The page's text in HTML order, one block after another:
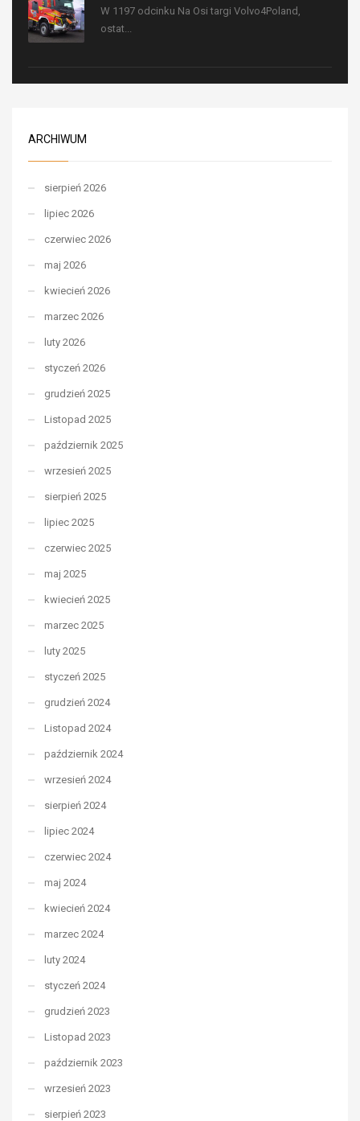
W 1197 odcinku Na Osi targi Volvo4Poland,
ostat...
ARCHIWUM
sierpień 2026
lipiec 2026
czerwiec 2026
maj 2026
kwiecień 2026
marzec 2026
luty 2026
styczeń 2026
grudzień 2025
Listopad 2025
październik 2025
wrzesień 2025
sierpień 2025
lipiec 2025
czerwiec 2025
maj 2025
kwiecień 2025
marzec 2025
luty 2025
styczeń 2025
grudzień 2024
Listopad 2024
październik 2024
wrzesień 2024
sierpień 2024
lipiec 2024
czerwiec 2024
maj 2024
kwiecień 2024
marzec 2024
luty 2024
styczeń 2024
grudzień 2023
Listopad 2023
październik 2023
wrzesień 2023
sierpień 2023